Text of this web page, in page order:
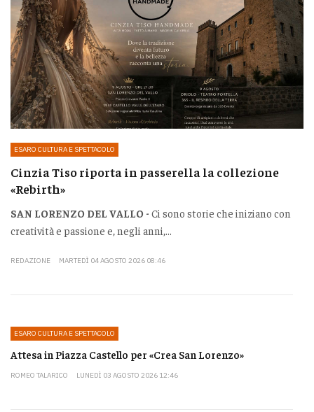
ESARO CULTURA E SPETTACOLO
Cinzia Tiso riporta in passerella la collezione
«Rebirth»
SAN LORENZO DEL VALLO - Ci sono storie che iniziano con
creatività e passione e, negli anni,...
REDAZIONE MARTEDÌ 04 AGOSTO 2026 08:46
ESARO CULTURA E SPETTACOLO
Attesa in Piazza Castello per «Crea San Lorenzo»
ROMEO TALARICO LUNEDÌ 03 AGOSTO 2026 12:46